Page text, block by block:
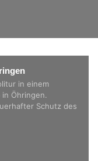
in einem
Öhringen.
Schutz des